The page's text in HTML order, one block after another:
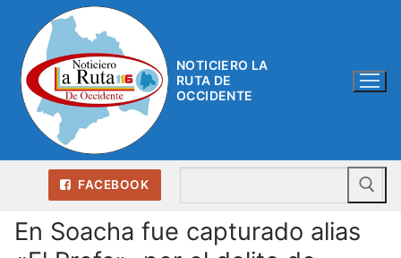
contenido
NOTICIERO LA
RUTA DE
OCCIDENTE
FACEBOOK
En Soacha fue capturado alias